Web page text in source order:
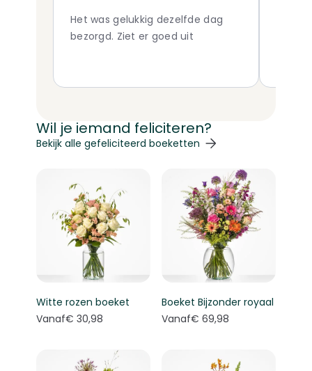
Het was gelukkig dezelfde dag
bezorgd. Ziet er goed uit
Wil je iemand feliciteren?
Navigeren door de elementen van de carrousel is
Druk om carrousel over te slaan
Bekijk alle gefeliciteerd boeketten
Witte rozen boeket
Vanaf€ 30,98
Boeket Bijzonder royaal
Vanaf€ 69,98